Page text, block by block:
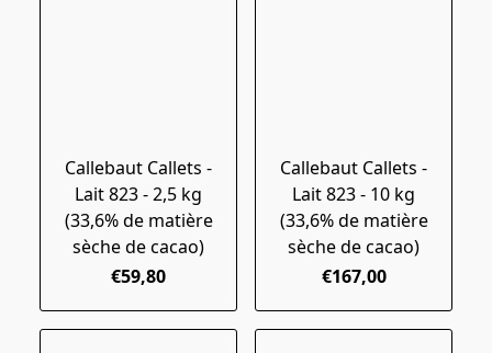
Callebaut Callets -
Lait 823 - 2,5 kg
(33,6% de matière
sèche de cacao)
€59,80
Callebaut Callets -
Lait 823 - 10 kg
(33,6% de matière
sèche de cacao)
€167,00